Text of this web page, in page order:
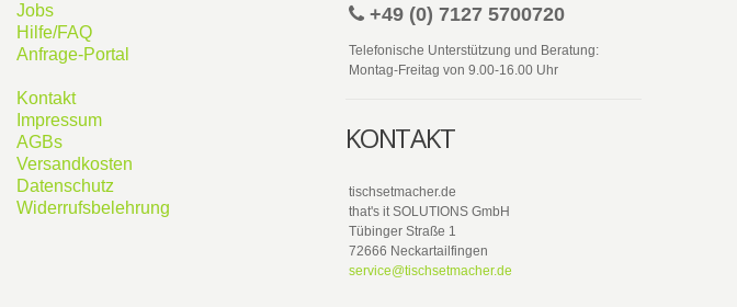
Jobs
Hilfe/FAQ
Anfrage-Portal
Kontakt
Impressum
AGBs
Versandkosten
Datenschutz
Widerrufsbelehrung
+49 (0) 7127 5700720
Telefonische Unterstützung und Beratung:
Montag-Freitag von 9.00-16.00 Uhr
KONTAKT
tischsetmacher.de
that's it SOLUTIONS GmbH
Tübinger Straße 1
72666 Neckartailfingen
service@tischsetmacher.de